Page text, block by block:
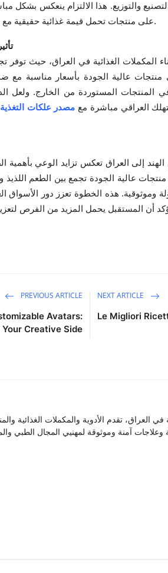
التصنيع والتوزيع. هذا الالتزام ينعكس
على منتجات تحمل قيمة غذائية حقيقية مع ضمان النكهة الممتعة وسهولة الاستخدام.
المكملات الغذائية في العراق، حيث
منتجات عالية الجودة بأسعار مناسبة مع
المستوردة من الخارج. ولعل الدور
العراقي مباشرة مع مصدر علكات التغذية
إلى العراق تعكس تزايد الوعي بأهمية
عالية الجودة تجمع بين الطعم اللذيذ
PREVIOUS ARTICLE
Avatars:
Creative Side
NEXT ARTICLE
Le Migliori
العراق، تقدم الأدوية والمكملات الغذائية
آمنة وموثوقة لمهنيي المجال الطبي